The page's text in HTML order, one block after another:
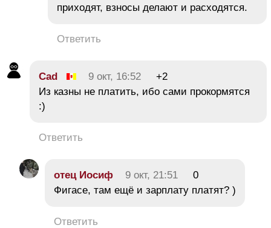
приходят, взносы делают и расходятся.
Ответить
Cad 9 окт, 16:52
+2
Из казны не платить, ибо сами прокормятся
:)
Ответить
отец Иосиф 9 окт, 21:51
0
Фигасе, там ещё и зарплату платят? )
Ответить